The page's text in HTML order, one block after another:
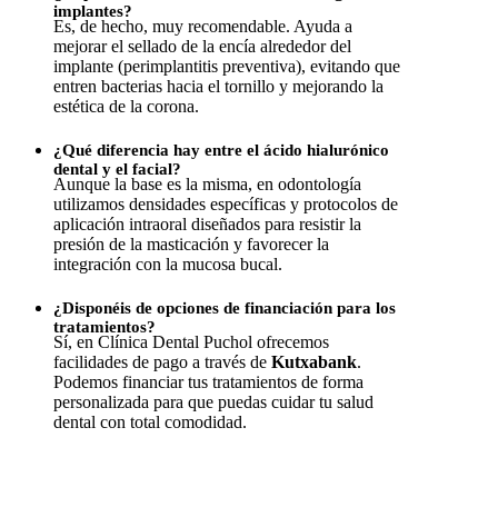
implantes?
Es, de hecho, muy recomendable. Ayuda a
mejorar el sellado de la encía alrededor del
implante (perimplantitis preventiva), evitando que
entren bacterias hacia el tornillo y mejorando la
estética de la corona.
¿Qué diferencia hay entre el ácido hialurónico
dental y el facial?
Aunque la base es la misma, en odontología
utilizamos densidades específicas y protocolos de
aplicación intraoral diseñados para resistir la
presión de la masticación y favorecer la
integración con la mucosa bucal.
¿Disponéis de opciones de financiación para los
tratamientos?
Sí, en Clínica Dental Puchol ofrecemos
facilidades de pago a través de Kutxabank.
Podemos financiar tus tratamientos de forma
personalizada para que puedas cuidar tu salud
dental con total comodidad.